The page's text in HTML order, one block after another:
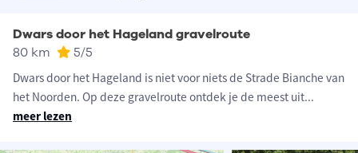
Dwars door het Hageland gravelroute
80 km 5/5
Dwars door het Hageland is niet voor niets de Strade Bianche van
het Noorden. Op deze gravelroute ontdek je de meest uit...
meer lezen